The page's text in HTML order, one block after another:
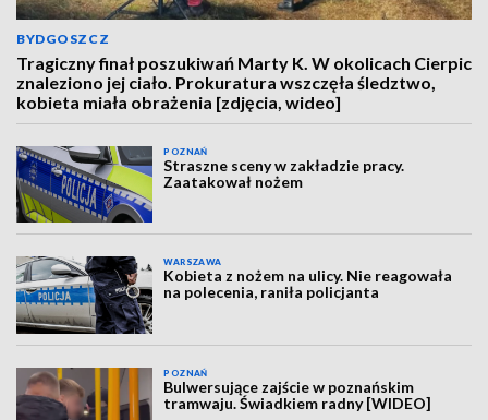
BYDGOSZCZ
Tragiczny finał poszukiwań Marty K. W okolicach Cierpic
znaleziono jej ciało. Prokuratura wszczęła śledztwo,
kobieta miała obrażenia [zdjęcia, wideo]
POZNAŃ
Straszne sceny w zakładzie pracy.
Zaatakował nożem
WARSZAWA
Kobieta z nożem na ulicy. Nie reagowała
na polecenia, raniła policjanta
POZNAŃ
Bulwersujące zajście w poznańskim
tramwaju. Świadkiem radny [WIDEO]